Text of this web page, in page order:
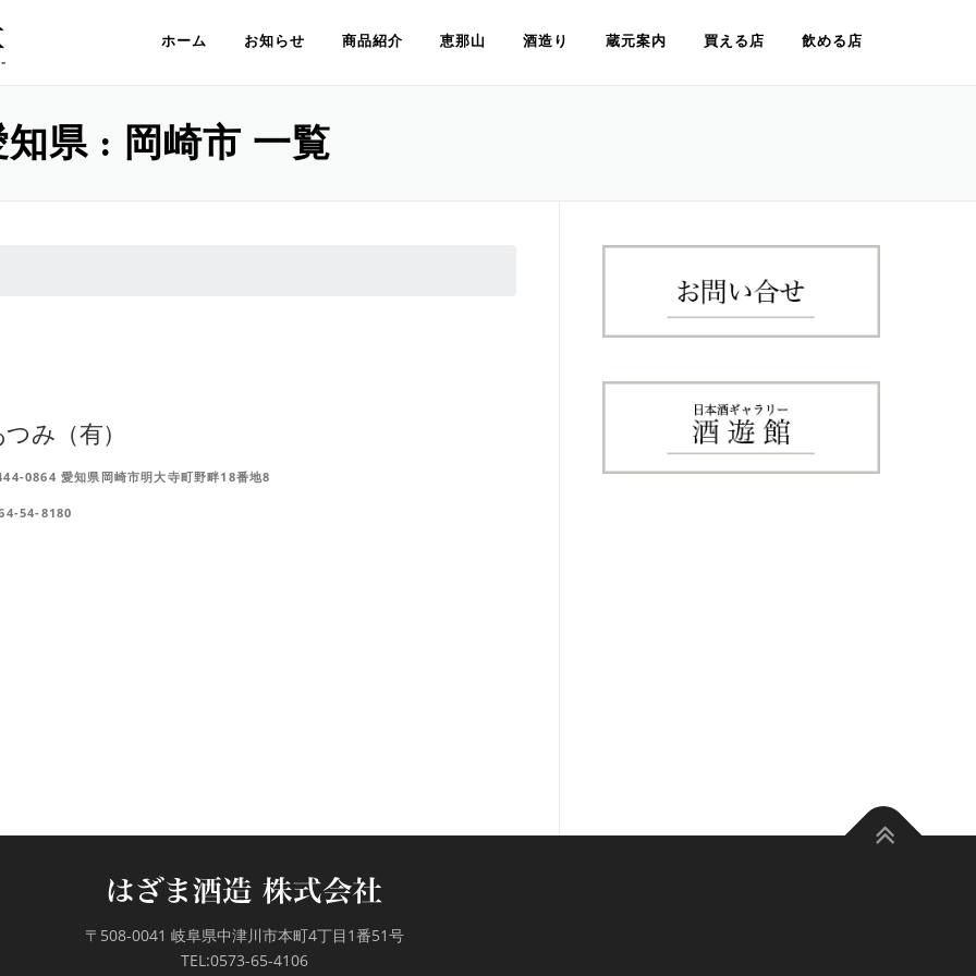
ホーム お知らせ 商品紹介 恵那山 酒造り 蔵元案内 買える店 飲める店
県 : 岡崎市 一覧
み（有）
0864 愛知県岡崎市明大寺町野畔18番地8
54-8180
〒508-0041 岐阜県中津川市本町4丁目1番51号
TEL:0573-65-4106